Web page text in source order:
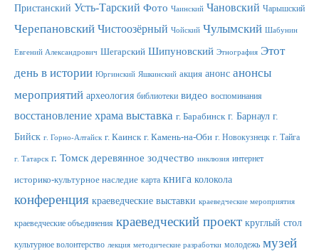
Пристанский Усть-Тарский Фото Чаинский Чановский Чарышский
Черепановский Чистоозёрный Чойский Чулымский Шабунин
Евгений Александрович Шегарский Шипуновский Этнография Этот
день в истории Юргинский Яшкинский акция анонс анонсы
мероприятий археология библиотеки видео воспоминания
восстановление храма выставка г. Барабинск г. Барнаул г.
Бийск г. Горно-Алтайск г. Каинск г. Камень-на-Оби г. Новокузнецк г. Тайга
г. Татарск г. Томск деревянное зодчество инклюзия интернет
историко-культурное наследие карта книга колокола
конференция краеведческие выставки краеведческие мероприятия
краеведческие объединения краеведческий проект круглый стол
культурное волонтерство лекция методические разработки молодежь музей